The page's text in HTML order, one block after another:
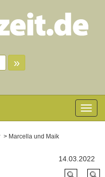
»
Toggle
> Marcella und Maik
14.03.2022